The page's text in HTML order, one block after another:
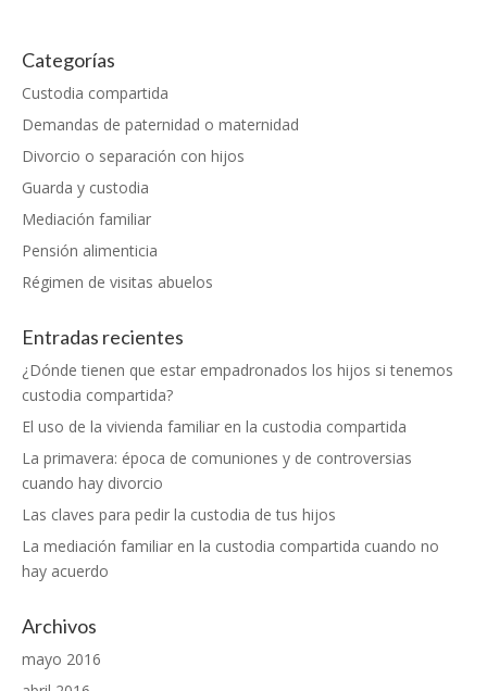
Categorías
Custodia compartida
Demandas de paternidad o maternidad
Divorcio o separación con hijos
Guarda y custodia
Mediación familiar
Pensión alimenticia
Régimen de visitas abuelos
Entradas recientes
¿Dónde tienen que estar empadronados los hijos si tenemos
custodia compartida?
El uso de la vivienda familiar en la custodia compartida
La primavera: época de comuniones y de controversias
cuando hay divorcio
Las claves para pedir la custodia de tus hijos
La mediación familiar en la custodia compartida cuando no
hay acuerdo
Archivos
mayo 2016